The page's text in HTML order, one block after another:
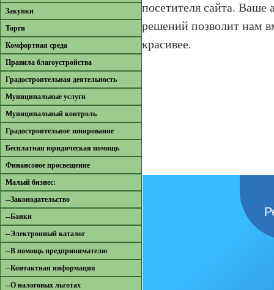
Закупки
Торги
Комфортная среда
Правила благоустройства
Градостроительная деятельность
Муниципальные услуги
Муниципальный контроль
Градостроительное зонирование
Бесплатная юридическая помощь
Финансовое просвещение
Малый бизнес:
--Законодательство
--Банки
--Электронный каталог
--В помощь предпринимателю
--Контактная информация
--О налоговых льготах
посетителя сайта. Ваше
решений позволит нам
красивее.